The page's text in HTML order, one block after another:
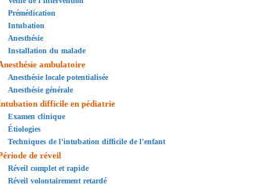
Prémédication
Intubation
Anesthésie
Installation du malade
ambulatoire
Anesthésie locale potentialisée
Anesthésie générale
difficile en pédiatrie
Examen clinique
Étiologies
Techniques de l'intubation difficile de l'enfant
de réveil
Réveil complet et rapide
Réveil volontairement retardé